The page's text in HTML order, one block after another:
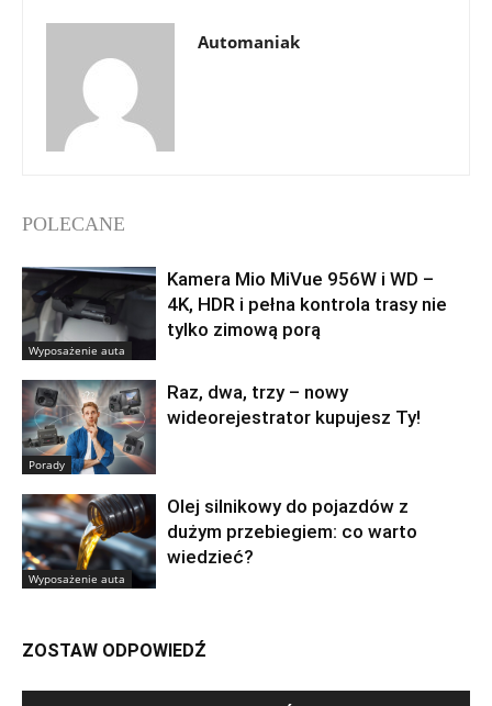
Automaniak
POLECANE
Wyposażenie auta
Kamera Mio MiVue 956W i WD –
4K, HDR i pełna kontrola trasy nie
tylko zimową porą
Porady
Raz, dwa, trzy – nowy
wideorejestrator kupujesz Ty!
Wyposażenie auta
Olej silnikowy do pojazdów z
dużym przebiegiem: co warto
wiedzieć?
ZOSTAW ODPOWIEDŹ